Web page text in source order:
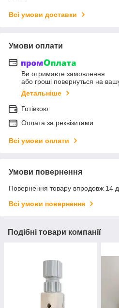
Всі умови доставки
Умови оплати
Ви отримаєте замовлення
або гроші повернуться на
Детальніше
Готівкою
Оплата за реквізитами
Всі умови оплати
Умови повернення
Повернення товару впродовж 14
Всі умови повернення
Подібні товари компанії